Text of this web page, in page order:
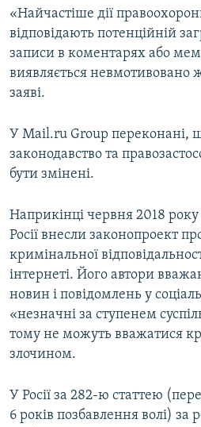
«Найчастіше дії
відповідають потенційній
записи в коментарях або
виявляється невмотивовано
заяві.
У Mail.ru Group переконані,
законодавство та
бути змінені.
Наприкінці червня 2018
Росії внесли законопроект
кримінальної
інтернеті. Його автори
новин і повідомлень у
«незначні за ступенем
тому не можуть вважатися
злочином.
У Росії за 282-ю статтею
6 років позбавлення волі) за